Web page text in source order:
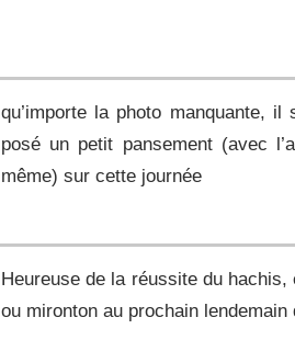
qu’importe la photo manquante,
posé un petit pansement (avec
même) sur cette journée
Heureuse de la réussite du
ou mironton au prochain lendemain